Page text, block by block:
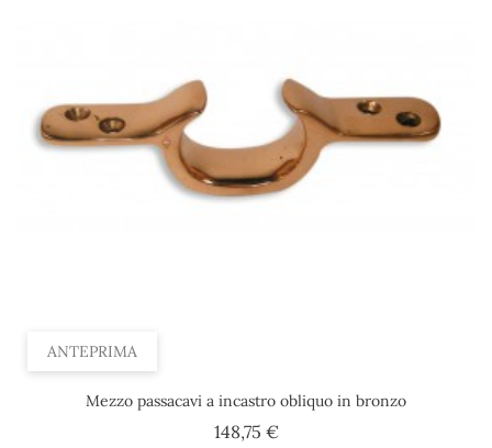
ANTEPRIMA
Mezzo passacavi a incastro obliquo in bronzo
148,75 €Prezzo